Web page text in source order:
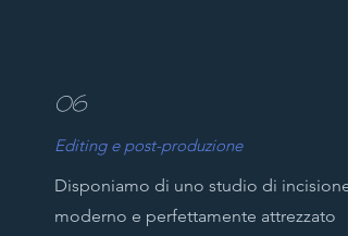
06
Editing e post-produzione
Disponiamo di uno studio di incisione
moderno e perfettamente attrezzato